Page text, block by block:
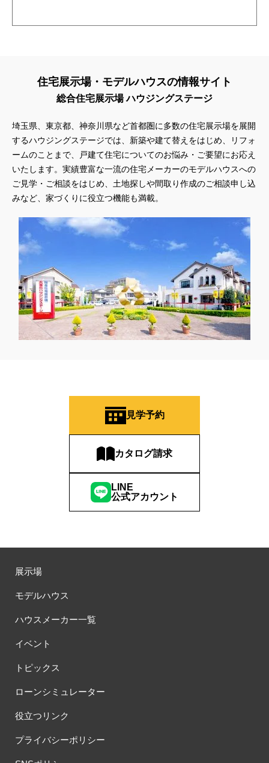
住宅展示場・モデルハウスの情報サイト
総合住宅展示場 ハウジングステージ
埼玉県、東京都、神奈川県など首都圏に多数の住宅展示場を展開
するハウジングステージでは、新築や建て替えをはじめ、リフォ
ームのことまで、戸建て住宅についてのお悩み・ご要望にお応え
いたします。実績豊富な一流の住宅メーカーのモデルハウスへの
ご見学・ご相談をはじめ、土地探しや間取り作成のご相談申し込
みなど、家づくりに役立つ機能も満載。
見学予約
カタログ請求
LINE
公式アカウント
展示場
モデルハウス
ハウスメーカー一覧
イベント
トピックス
ローンシミュレーター
役立つリンク
プライバシーポリシー